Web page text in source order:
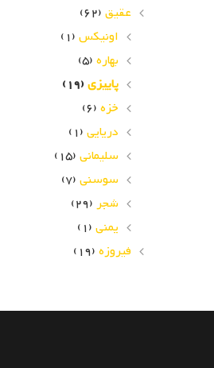
عقیق (62)
اونیکس (1)
بهاره (5)
پاییزی(19)
خزه (6)
دریایی (1)
سلیمانی (15)
سوسنی (7)
شجر (29)
یمنی (1)
فیروزه (19)